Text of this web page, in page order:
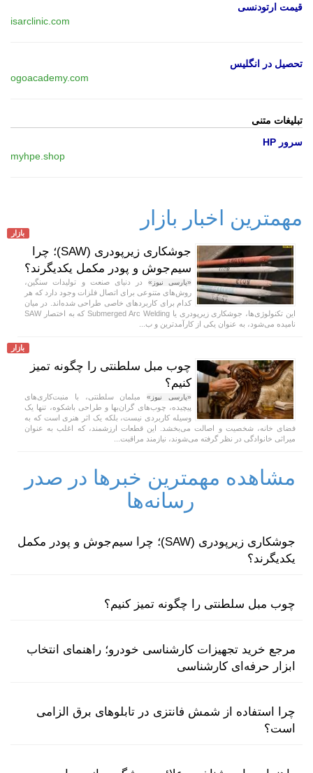
قیمت ارتودنسی
isarclinic.com
تحصیل در انگلیس
ogoacademy.com
تبلیغات متنی
سرور HP
myhpe.shop
مهمترین اخبار بازار
بازار
جوشکاری زیرپودری (SAW)؛ چرا
سیم‌جوش و پودر مکمل یکدیگرند؟
«پارسی نیوز» در دنیای صنعت و تولیدات سنگین،
روش‌های متنوعی برای اتصال فلزات وجود دارد که هر
کدام برای کاربردهای خاصی طراحی شده‌اند. در میان
این تکنولوژی‌ها، جوشکاری زیرپودری یا Submerged Arc Welding که به اختصار SAW
نامیده می‌شود، به عنوان یکی از کارآمدترین و ب...
بازار
چوب مبل سلطنتی را چگونه تمیز
کنیم؟
«پارسی نیوز»مبلمان سلطنتی، با منبت‌کاری‌های
پیچیده، چوب‌های گران‌بها و طراحی باشکوه، تنها یک
وسیله کاربردی نیست، بلکه یک اثر هنری است که به
فضای خانه، شخصیت و اصالت می‌بخشد. این قطعات ارزشمند، که اغلب به عنوان
میراثی خانوادگی در نظر گرفته می‌شوند، نیازمند مراقبت...
مشاهده مهمترین خبرها در صدر
رسانه‌ها
جوشکاری زیرپودری (SAW)؛ چرا سیم‌جوش و پودر مکمل
یکدیگرند؟
چوب مبل سلطنتی را چگونه تمیز کنیم؟
مرجع خرید تجهیزات کارشناسی خودرو؛ راهنمای انتخاب
ابزار حرفه‌ای کارشناسی
چرا استفاده از شمش فانتزی در تابلوهای برق الزامی
است؟